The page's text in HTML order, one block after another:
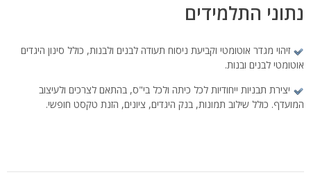
נתוני התלמידים
זיהוי מגדר אוטומטי וקביעת ניסוח תעודה לבנים ולבנות, כולל סינון היגדים
אוטומטי לבנים ובנות.
יצירת תבניות ייחודיות לכל כיתה ולכל בי"ס, בהתאם לצרכים ולעיצוב
המועדף. כולל שילוב תמונות, בנק היגדים, ציונים, הזנת טקסט חופשי.